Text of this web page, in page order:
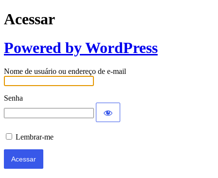
Acessar
Powered by WordPress
Nome de usuário ou endereço de e-mail
Senha
Lembrar-me